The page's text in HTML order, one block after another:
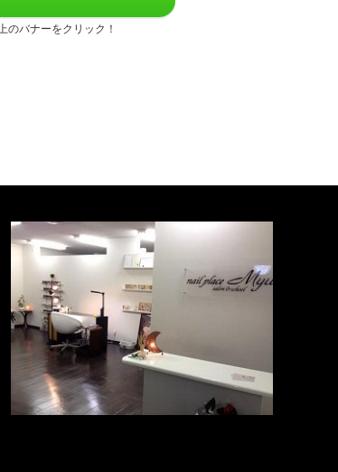
のバナーをクリック！